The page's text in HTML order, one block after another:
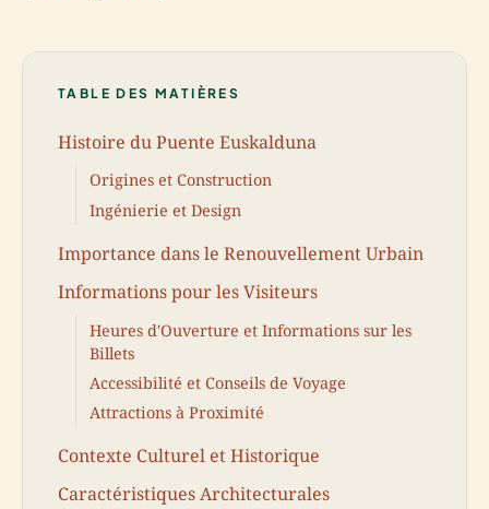
TABLE DES MATIÈRES
Histoire du Puente Euskalduna
Origines et Construction
Ingénierie et Design
Importance dans le Renouvellement Urbain
Informations pour les Visiteurs
Heures d'Ouverture et Informations sur les
Billets
Accessibilité et Conseils de Voyage
Attractions à Proximité
Contexte Culturel et Historique
Caractéristiques Architecturales